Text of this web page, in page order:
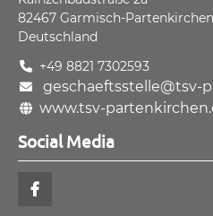
82467 Garmisch-Partenkirchen
Deutschland
+49 8821 7302593
geschaeftsstelle@tsv-
www.tsv-
Social Media